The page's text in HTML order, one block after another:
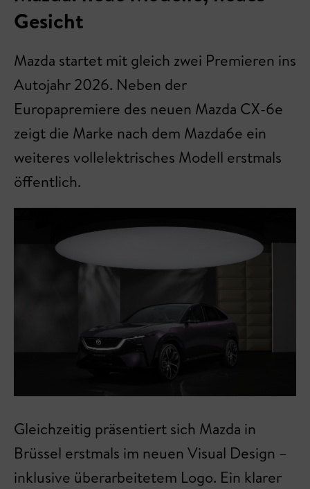
Gesicht
Mazda startet mit gleich zwei Premieren ins
Autojahr 2026. Neben der
Europapremiere des neuen Mazda CX-6e
zeigt die Marke nach dem Mazda6e ein
weiteres vollelektrisches Modell erstmals
öffentlich.
Gleichzeitig präsentiert sich Mazda in
Brüssel erstmals im neuen Visual Design –
inklusive überarbeitetem Logo. Ein klarer